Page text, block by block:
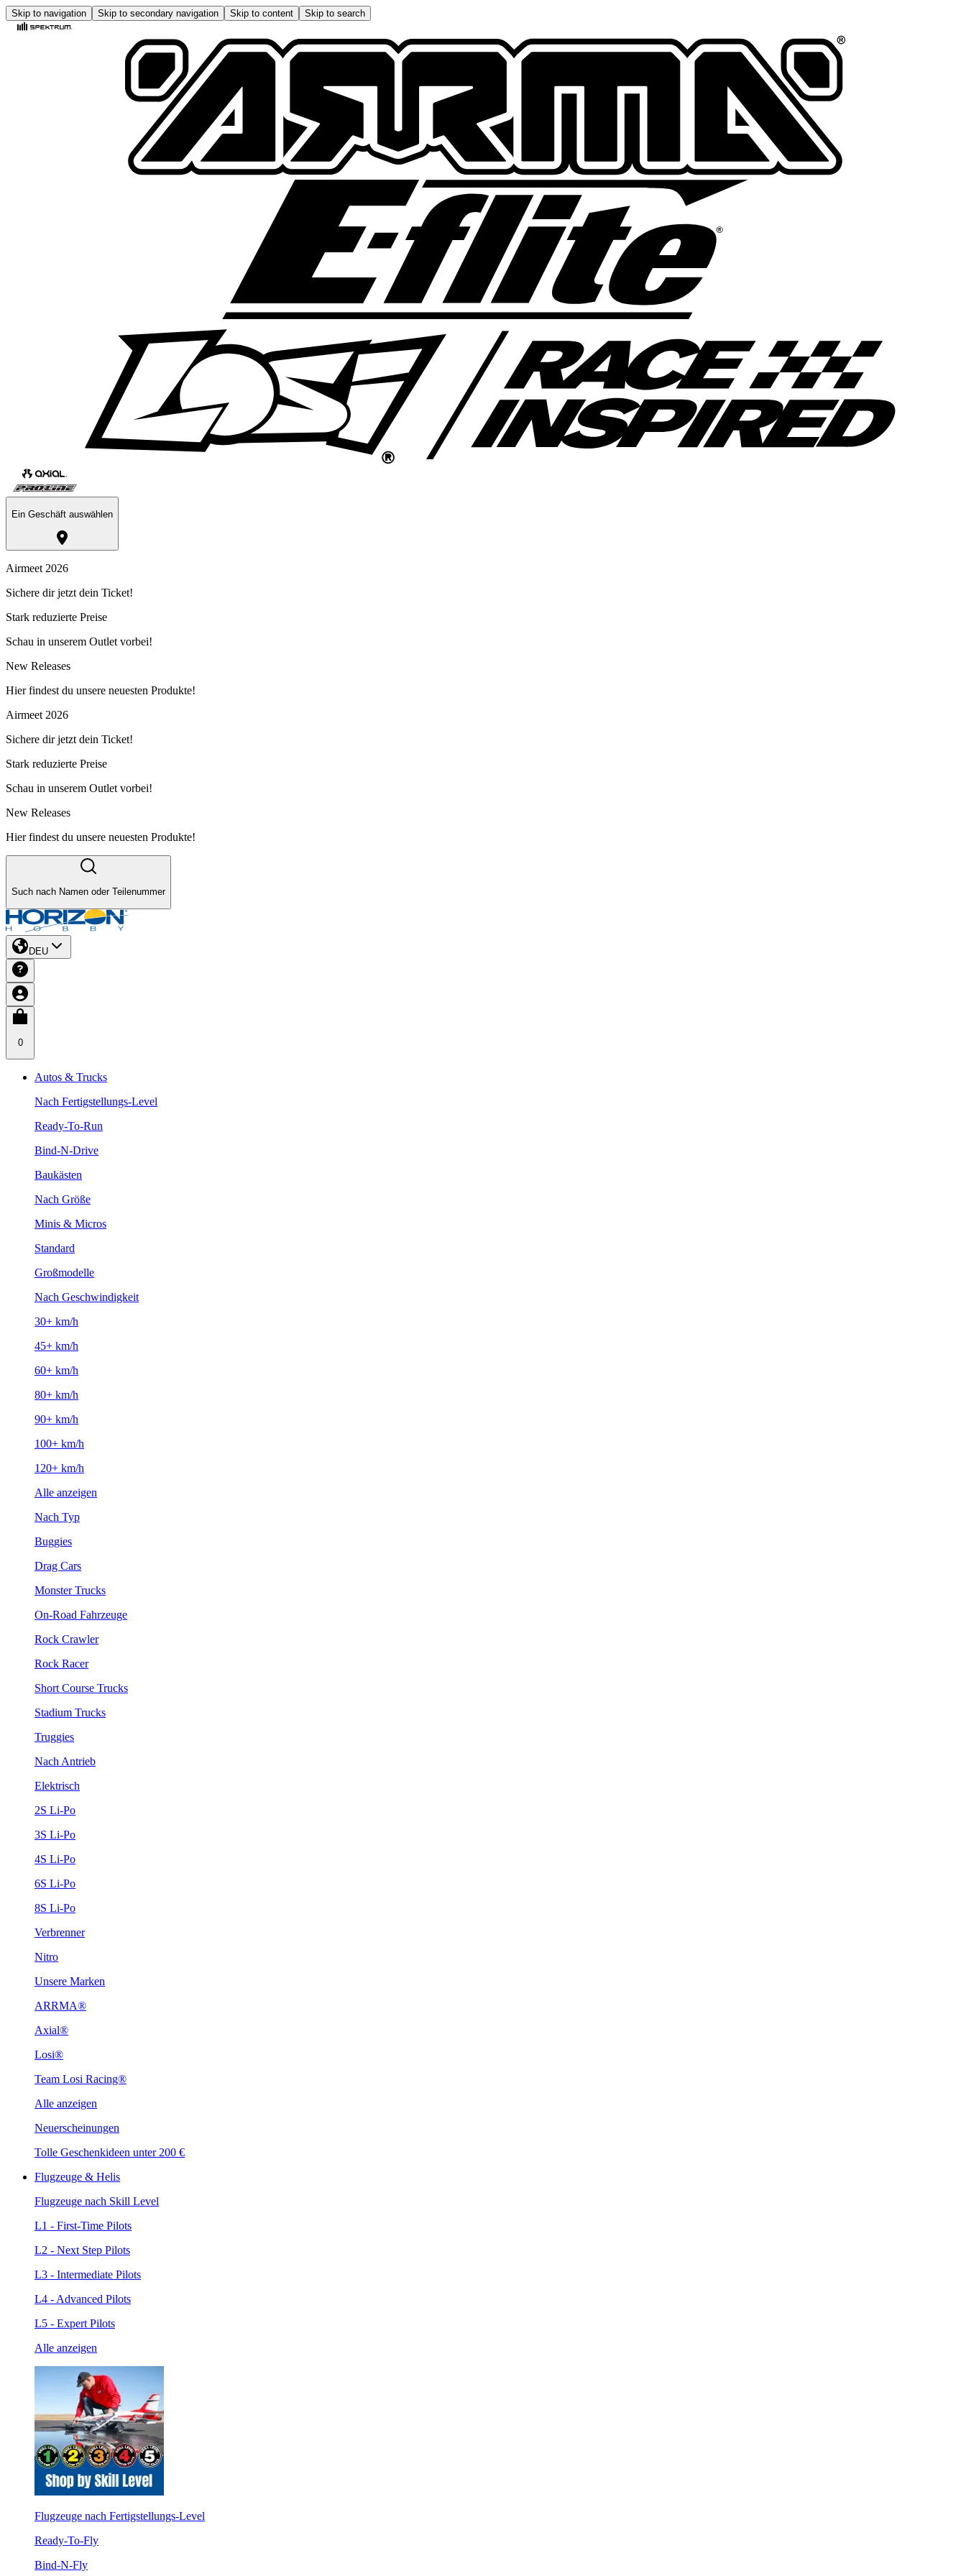
Skip to navigation Skip to secondary navigation Skip to content Skip to search
Ein Geschäft auswählen
Airmeet 2026
Sichere dir jetzt dein Ticket!
Stark reduzierte Preise
Schau in unserem Outlet vorbei!
New Releases
Hier findest du unsere neuesten Produkte!
Airmeet 2026
Sichere dir jetzt dein Ticket!
Stark reduzierte Preise
Schau in unserem Outlet vorbei!
New Releases
Hier findest du unsere neuesten Produkte!
Such nach Namen oder Teilenummer
DEU
0
Autos & Trucks
Nach Fertigstellungs-Level
Ready-To-Run
Bind-N-Drive
Baukästen
Nach Größe
Minis & Micros
Standard
Großmodelle
Nach Geschwindigkeit
30+ km/h
45+ km/h
60+ km/h
80+ km/h
90+ km/h
100+ km/h
120+ km/h
Alle anzeigen
Nach Typ
Buggies
Drag Cars
Monster Trucks
On-Road Fahrzeuge
Rock Crawler
Rock Racer
Short Course Trucks
Stadium Trucks
Truggies
Nach Antrieb
Elektrisch
2S Li-Po
3S Li-Po
4S Li-Po
6S Li-Po
8S Li-Po
Verbrenner
Nitro
Unsere Marken
ARRMA®
Axial®
Losi®
Team Losi Racing®
Alle anzeigen
Neuerscheinungen
Tolle Geschenkideen unter 200 €
Flugzeuge & Helis
Flugzeuge nach Skill Level
L1 - First-Time Pilots
L2 - Next Step Pilots
L3 - Intermediate Pilots
L4 - Advanced Pilots
L5 - Expert Pilots
Alle anzeigen
Flugzeuge nach Fertigstellungs-Level
Ready-To-Fly
Bind-N-Fly